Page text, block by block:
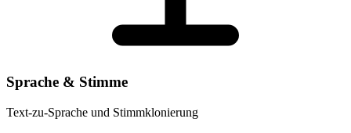
Sprache & Stimme
Text-zu-Sprache und Stimmklonierung